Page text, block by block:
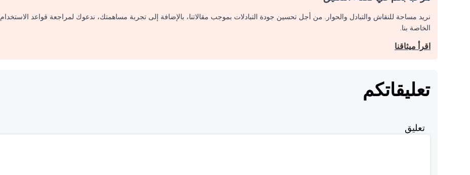
نريد مساحة للنقاش والتبادل والحوار. من أجل تحسين جودة التبادلات بموجب مقالاتنا، بالإضافة إلى تجربة مساهمتك، ندعوك لمراجعة قواعد الاستخدام
الخاصة بنا.
اقرأ ميثاقنا
تعليقاتكم
تعليق